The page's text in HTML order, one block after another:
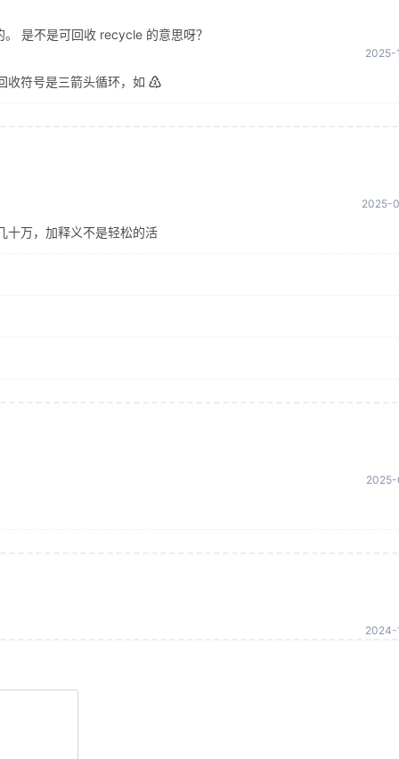
是不是可回收 recycle 的意思呀？
2025-
收符号是三箭头循环，如 ♴
2025-
十万，加释义不是轻松的活
2025-
2024-